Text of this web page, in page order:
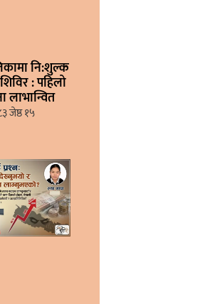
नि:शुल्क
: पहिलो
लाभान्वित
जेष्ठ १५